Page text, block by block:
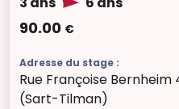
90.00 €
Adresse du stage :
Rue Françoise Bernheim
(Sart-Tilman)